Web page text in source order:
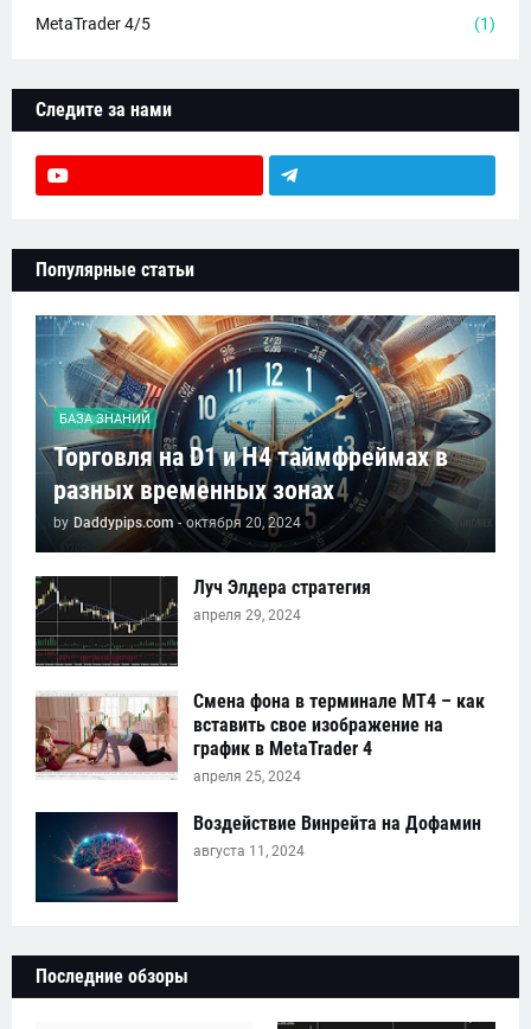
MetaTrader 4/5 (1)
Следите за нами
Популярные статьи
БАЗА ЗНАНИЙ
Торговля на D1 и H4 таймфреймах в
разных временных зонах
by Daddypips.com - октября 20, 2024
Луч Элдера стратегия
апреля 29, 2024
Смена фона в терминале MT4 – как
вставить свое изображение на
график в MetaTrader 4
апреля 25, 2024
Воздействие Винрейта на Дофамин
августа 11, 2024
Последние обзоры